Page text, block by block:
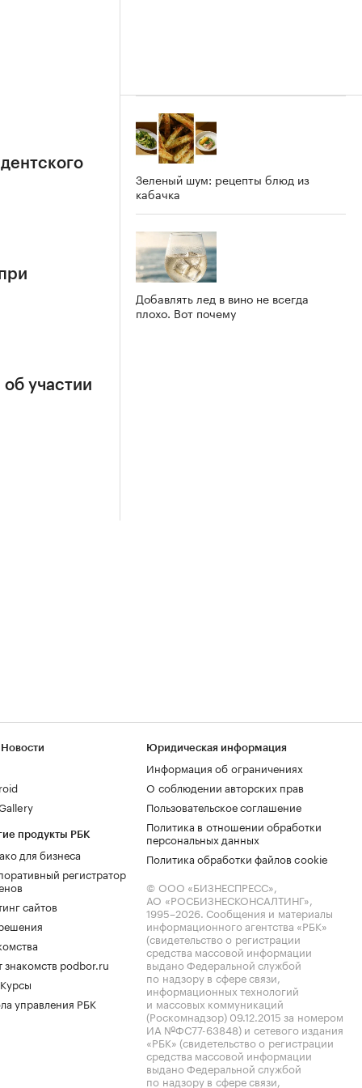
участии
Зеленый шум: рецепты блюд из
кабачка
Добавлять лед в вино не всегда
плохо. Вот почему
продукты РБК
для бизнеса
регистратор
сайтов
знакомств podbor.ru
управления РБК
Юридическая информация
Информация об ограничениях
О соблюдении авторских прав
Пользовательское соглашение
Политика в отношении обработки
персональных данных
Политика обработки файлов cookie
© ООО «БИЗНЕСПРЕСС»,
АО «РОСБИЗНЕСКОНСАЛТИНГ»,
1995–2026. Сообщения и материалы
информационного агентства «РБК»
(свидетельство о регистрации
средства массовой информации
выдано Федеральной службой
по надзору в сфере связи,
информационных технологий
и массовых коммуникаций
(Роскомнадзор) 09.12.2015 за номером
ИА №ФС77-63848) и сетевого издания
«РБК» (свидетельство о регистрации
средства массовой информации
выдано Федеральной службой
по надзору в сфере связи,